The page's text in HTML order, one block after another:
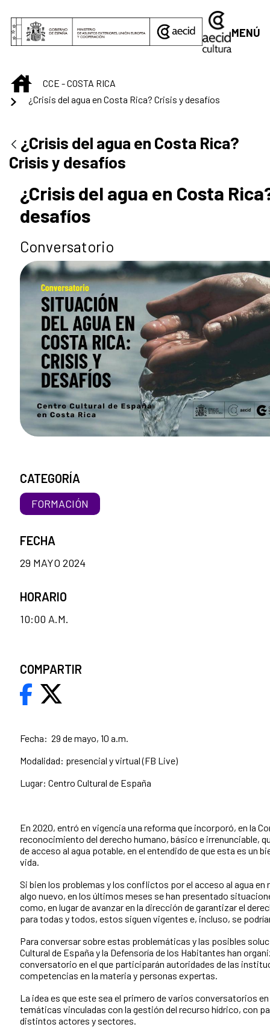
MENÚ
INICIO
CCE - COSTA RICA
¿Crisis del agua en Costa Rica? Crisis y desafíos
¿Crisis del agua en Costa Rica?
Crisis y desafíos
¿Crisis del agua en Costa
desafíos
Conversatorio
Fecha: 29 de mayo, 10 a.m.
Modalidad: presencial y virtual (FB Live)
Lugar: Centro Cultural de España
En 2020, entró en vigencia una reforma que incorporó, en la
reconocimiento del derecho humano, básico e irrenunciable,
de acceso al agua potable, en el entendido de que esta es un
vida.
Si bien los problemas y los conflictos por el acceso al agua en
algo nuevo, en los últimos meses se han presentado
como, en lugar de avanzar en la dirección de garantizar el
para todas y todos, estos siguen vigentes e, incluso, se
Para conversar sobre estas problemáticas y las posibles
Cultural de España y la Defensoría de los Habitantes han
conversatorio en el que participarán autoridades de las
competencias en la materia y personas expertas.
La idea es que este sea el primero de varios conversatorios
temáticas vinculadas con la gestión del recurso hídrico, con
distintos actores y sectores.
CATEGORÍA
FORMACIÓN
FECHA
29 MAYO 2024
HORARIO
10:00 A.M.
COMPARTIR